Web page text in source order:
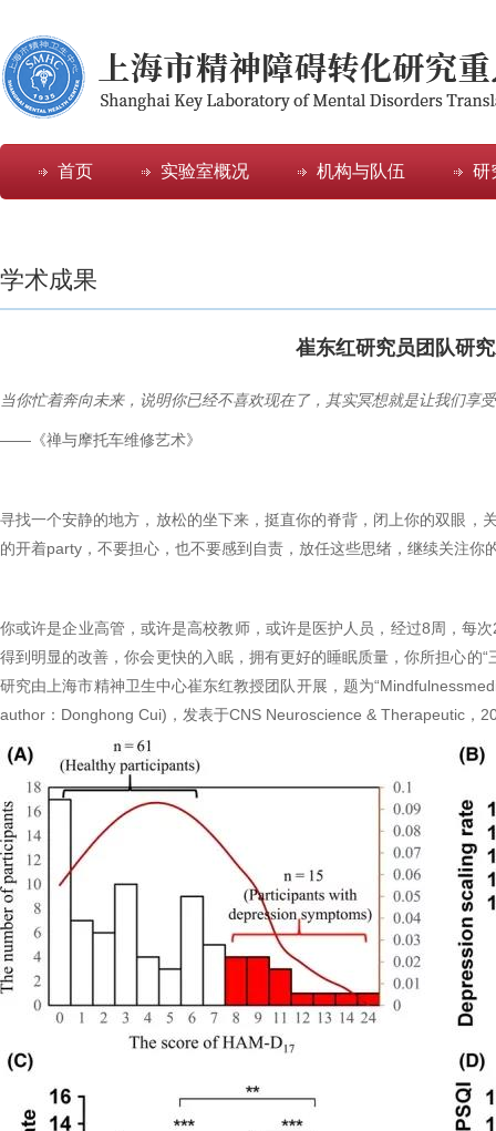
首页 实验室概况 机构与队伍 研
学术成果
崔东红研究员团队研
当你忙着奔向未来，说明你已经不喜欢现在了，其实冥想就是让我们享
——《禅与摩托车维修艺术》
寻找一个安静的地方，放松的坐下来，挺直你的脊背，闭上你的双眼
的开着party，不要担心，也不要感到自责，放任这些思绪，继续关注
你或许是企业高管，或许是高校教师，或许是医护人员，经过8周，每
得到明显的改善，你会更快的入眠，拥有更好的睡眠质量，你所担心
研究由上海市精神卫生中心崔东红教授团队开展，题为
author：Donghong Cui)，发表于CNS Neuroscience & Therapeutic，